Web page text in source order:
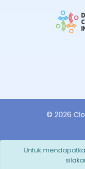
Untuk
© 2026